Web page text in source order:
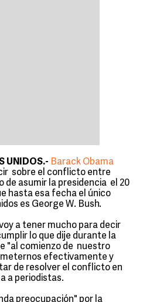
UNIDOS.- Barack Obama
sobre el conflicto entre
de asumir la presidencia el 20
hasta esa fecha el único
es George W. Bush.
a tener mucho para decir
lo que dije durante la
"al comienzo de nuestro
efectivamente y
de resolver el conflicto en
a periodistas.
preocupación" por la